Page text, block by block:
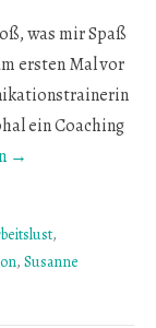
was mir Spaß
ersten Mal vor
ein Coaching
→
,
, Susanne